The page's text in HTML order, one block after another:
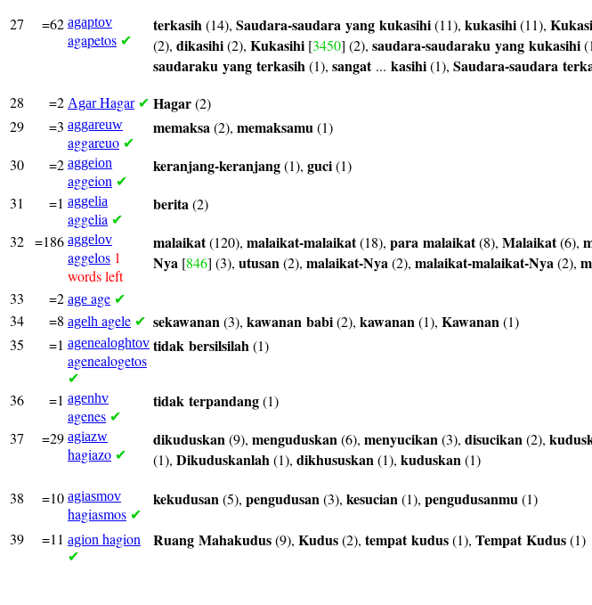
27
=62 agaptov
agapetos ✔
terkasih(14), Saudara-saudara yang kukasihi(11), kukasihi(11),
(2), dikasihi(2), Kukasihi [3450] (2), saudara-saudaraku yang kukasihi
saudaraku yang terkasih(1), sangat... kasihi(1), Saudara-saudara
28
=2 AgarHagar ✔ Hagar(2)
29
=3 aggareuw
aggareuo ✔
memaksa(2), memaksamu(1)
30 =2 aggeion
aggeion ✔
keranjang-keranjang(1), guci(1)
31 =1 aggelia
aggelia ✔
berita(2)
32 =186 aggelov
aggelos 1
words left
malaikat(120), malaikat-malaikat(18), para malaikat(8), Malaikat(6),
Nya [846] (3), utusan(2), malaikat-Nya(2), malaikat-malaikat-Nya(2),
33 =2 age age ✔
34
=8 agelh agele ✔ sekawanan(3), kawanan babi(2), kawanan(1), Kawanan(1)
35
=1 agenealoghtov
agenealogetos
✔
tidak bersilsilah(1)
36
=1 agenhv
agenes ✔
tidak terpandang(1)
37 =29 agiazw
hagiazo ✔
dikuduskan(9), menguduskan(6), menyucikan(3), disucikan(2),
(1), Dikuduskanlah(1), dikhususkan(1), kuduskan(1)
38
=10 agiasmov
hagiasmos ✔
kekudusan(5), pengudusan(3), kesucian(1), pengudusanmu(1)
39
=11 agion hagion
✔
Ruang Mahakudus(9), Kudus(2), tempat kudus(1), Tempat Kudus(1)